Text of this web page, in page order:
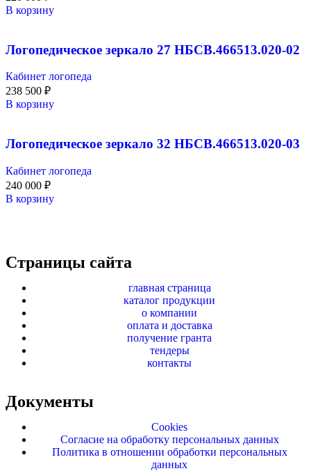
В корзину
Логопедическое зеркало 27 НБСВ.466513.020-02
Кабинет логопеда
238 500 ₽
В корзину
Логопедическое зеркало 32 НБСВ.466513.020-03
Кабинет логопеда
240 000 ₽
В корзину
Страницы сайта
главная страница
каталог продукции
о компании
оплата и доставка
получение гранта
тендеры
контакты
Документы
Cookies
Согласие на обработку персональных данных
Политика в отношении обработки персональных
данных